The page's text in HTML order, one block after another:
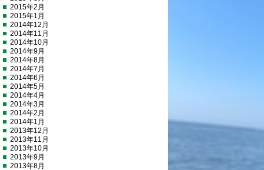
2015年2月
2015年1月
2014年12月
2014年11月
2014年10月
2014年9月
2014年8月
2014年7月
2014年6月
2014年5月
2014年4月
2014年3月
2014年2月
2014年1月
2013年12月
2013年11月
2013年10月
2013年9月
2013年8月